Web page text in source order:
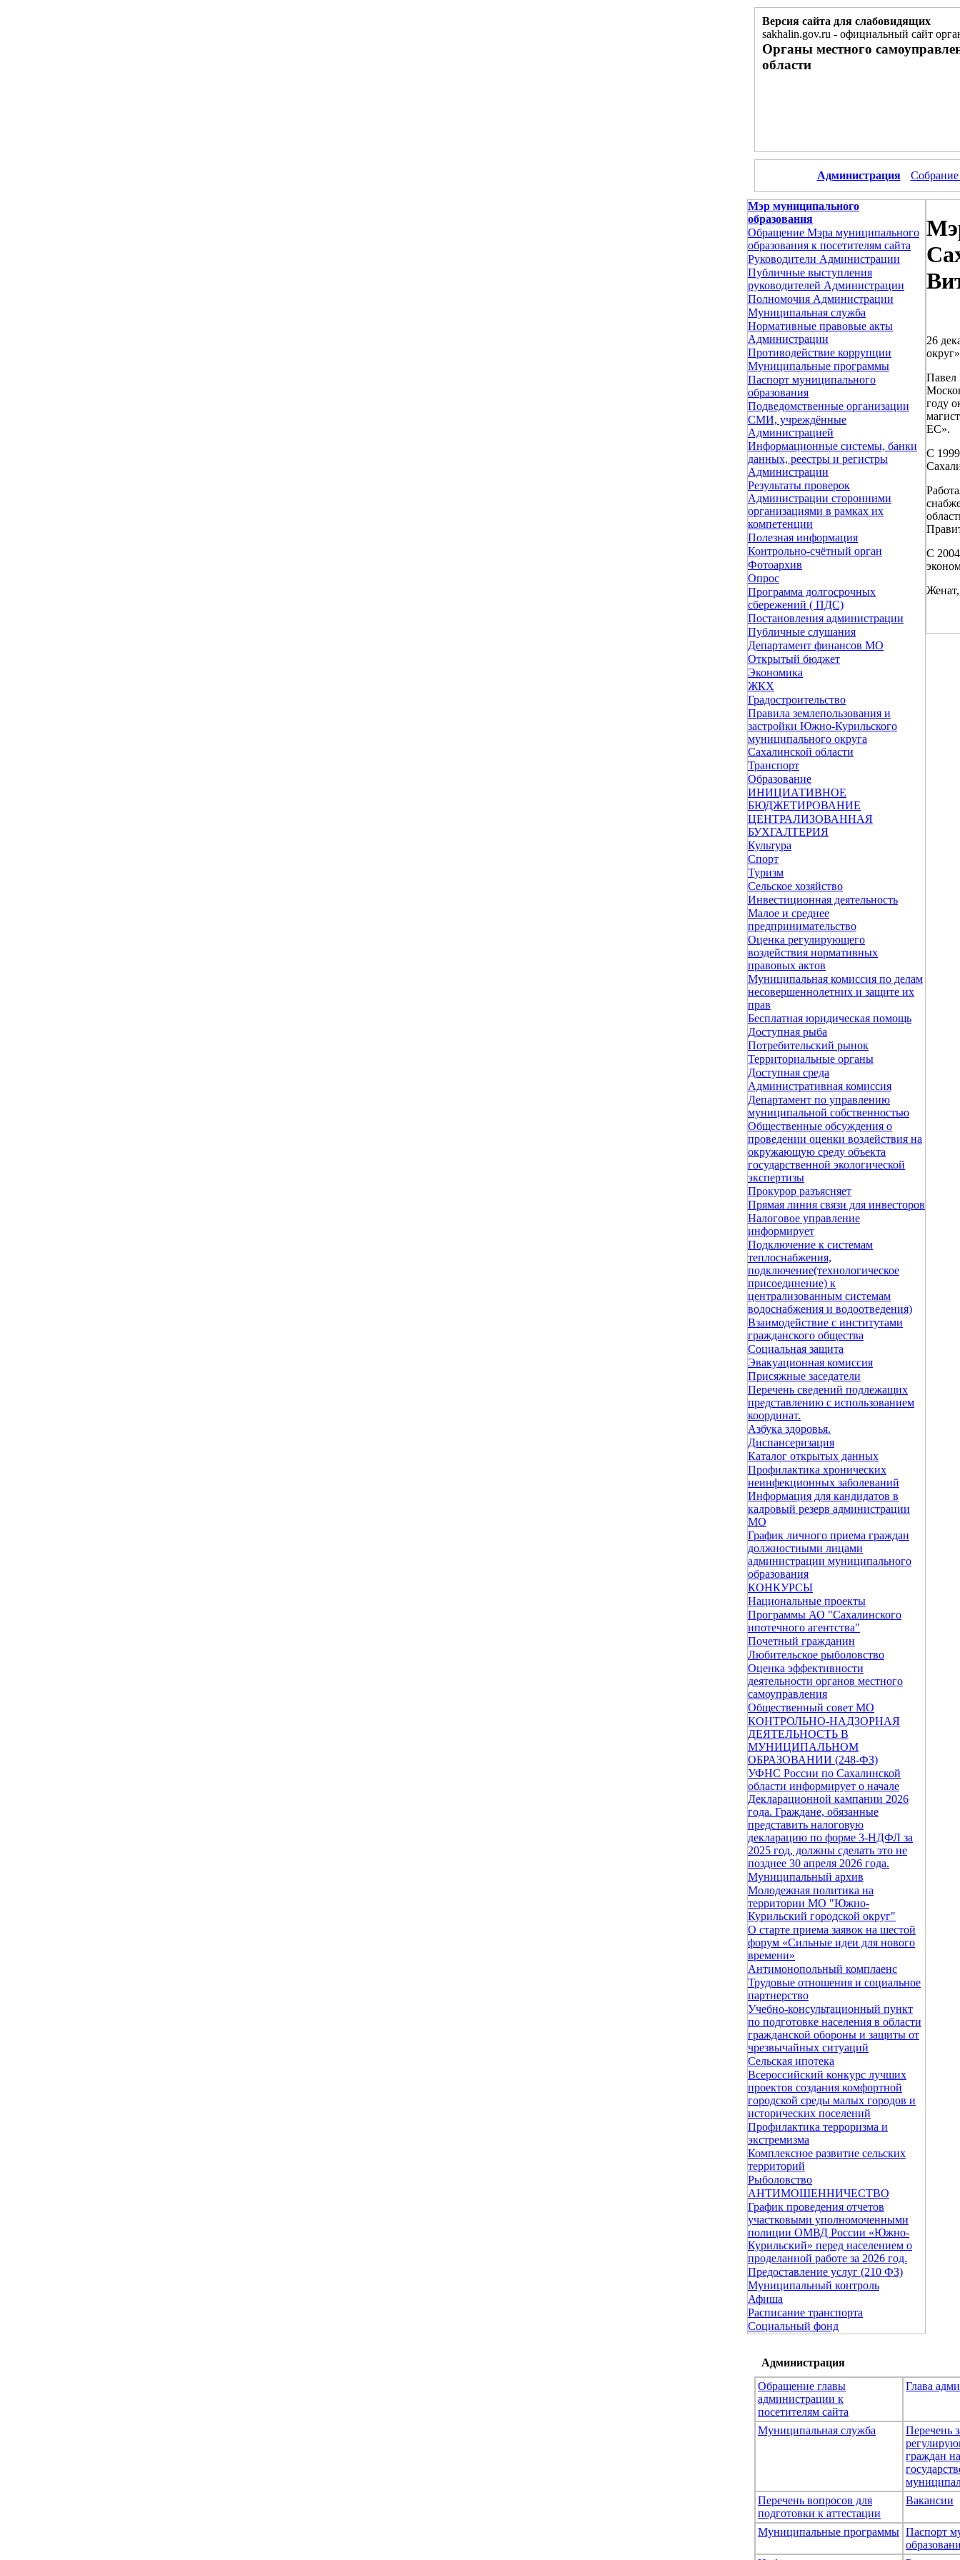
Версия сайта для слабовидящих
sakhalin.gov.ru - официальный сайт
Органы местного
области
Администрация Собрание
Мэр муниципального
образования
Обращение Мэра муниципального
образования к посетителям сайта
Руководители Администрации
Публичные выступления
руководителей Администрации
Полномочия Администрации
Муниципальная служба
Нормативные правовые акты
Администрации
Противодействие коррупции
Муниципальные программы
Паспорт муниципального
образования
Подведомственные организации
СМИ, учреждённые
Администрацией
Информационные системы, банки
данных, реестры и регистры
Администрации
Результаты проверок
Администрации сторонними
организациями в рамках их
компетенции
Полезная информация
Контрольно-счётный орган
Фотоархив
Опрос
Программа долгосрочных
сбережений ( ПДС)
Постановления администрации
Публичные слушания
Департамент финансов МО
Открытый бюджет
Экономика
ЖКХ
Градостроительство
Правила землепользования и
застройки Южно-Курильского
муниципального округа
Сахалинской области
Транспорт
Образование
ИНИЦИАТИВНОЕ
БЮДЖЕТИРОВАНИЕ
ЦЕНТРАЛИЗОВАННАЯ
БУХГАЛТЕРИЯ
Культура
Спорт
Туризм
Сельское хозяйство
Инвестиционная деятельность
Малое и среднее
предпринимательство
Оценка регулирующего
воздействия нормативных
правовых актов
Муниципальная комиссия по делам
несовершеннолетних и защите их
прав
Бесплатная юридическая помощь
Доступная рыба
Потребительский рынок
Территориальные органы
Доступная среда
Административная комиссия
Департамент по управлению
муниципальной собственностью
Общественные обсуждения о
проведении оценки воздействия на
окружающую среду объекта
государственной экологической
экспертизы
Прокурор разъясняет
Прямая линия связи для инвесторов
Налоговое управление
информирует
Подключение к системам
теплоснабжения,
подключение(технологическое
присоединение) к
централизованным системам
водоснабжения и водоотведения)
Взаимодействие с институтами
гражданского общества
Социальная защита
Эвакуационная комиссия
Присяжные заседатели
Перечень сведений подлежащих
представлению с использованием
координат.
Азбука здоровья.
Диспансеризация
Каталог открытых данных
Профилактика хронических
неинфекционных заболеваний
Информация для кандидатов в
кадровый резерв администрации
МО
График личного приема граждан
должностными лицами
администрации муниципального
образования
КОНКУРСЫ
Национальные проекты
Программы АО "Сахалинского
ипотечного агентства"
Почетный гражданин
Любительское рыболовство
Оценка эффективности
деятельности органов местного
самоуправления
Общественный совет МО
КОНТРОЛЬНО-НАДЗОРНАЯ
ДЕЯТЕЛЬНОСТЬ В
МУНИЦИПАЛЬНОМ
ОБРАЗОВАНИИ (248-ФЗ)
УФНС России по Сахалинской
области информирует о начале
Декларационной кампании 2026
года. Граждане, обязанные
представить налоговую
декларацию по форме 3-НДФЛ за
2025 год, должны сделать это не
позднее 30 апреля 2026 года.
Муниципальный архив
Молодежная политика на
территории МО "Южно-
Курильский городской округ"
О старте приема заявок на шестой
форум «Сильные идеи для нового
времени»
Антимонопольный комплаенс
Трудовые отношения и социальное
партнерство
Учебно-консультационный пункт
по подготовке населения в области
гражданской обороны и защиты от
чрезвычайных ситуаций
Сельская ипотека
Всероссийский конкурс лучших
проектов создания комфортной
городской среды малых городов и
исторических поселений
Профилактика терроризма и
экстремизма
Комплексное развитие сельских
территорий
Рыболовство
АНТИМОШЕННИЧЕСТВО
График проведения отчетов
участковыми уполномоченными
полиции ОМВД России «Южно-
Курильский» перед населением о
проделанной работе за 2026 год.
Предоставление услуг (210 ФЗ)
Муниципальный контроль
Афиша
Расписание транспорта
Социальный фонд
26
Павел
году
ЕС».
С
С
Администрация
Обращение главы
администрации к
посетителям сайта
Глава
Муниципальная служба
Перечень
граждан на
Перечень вопросов для
подготовки к аттестации
Вакансии
Муниципальные программы Паспорт